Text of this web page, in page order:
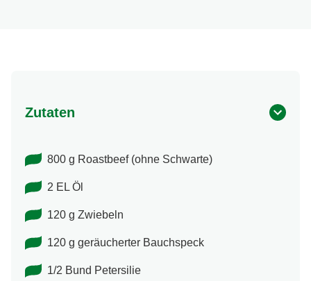
Zutaten
800 g Roastbeef (ohne Schwarte)
2 EL Öl
120 g Zwiebeln
120 g geräucherter Bauchspeck
1/2 Bund Petersilie